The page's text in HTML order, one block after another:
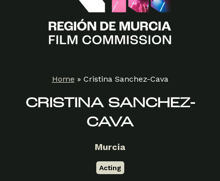
Home » Cristina Sanchez-Cava
CRISTINA SANCHEZ-
CAVA
Murcia
Acting